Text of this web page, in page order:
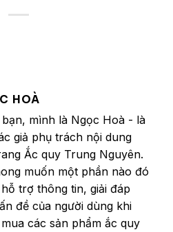
HOÀ
bạn, mình là Ngọc Hoà - là
giả phụ trách nội dung
Ắc quy Trung Nguyên.
muốn một phần nào đó
trợ thông tin, giải đáp
đề của người dùng khi
các sản phẩm ắc quy